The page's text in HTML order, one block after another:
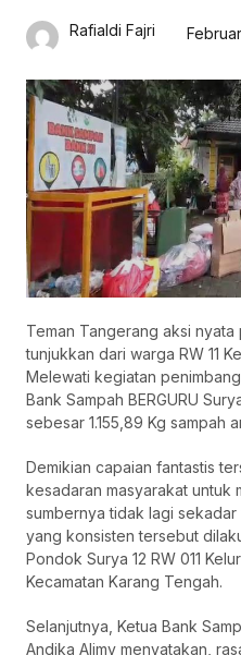
Rafialdi Fajri
Teman Tangerang aksi
tunjukkan dari warga RW 11
Melewati kegiatan
Bank Sampah BERGURU
sebesar 1.155,89 Kg sampah
Demikian capaian fantastis
kesadaran masyarakat untuk
sumbernya tidak lagi
yang konsisten tersebut
Pondok Surya 12 RW 011
Kecamatan Karang Tengah.
Selanjutnya, Ketua Bank
Andika Alimy menyatakan,